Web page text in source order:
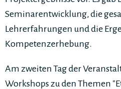
Seminarentwicklung, die
Lehrerfahrungen und die
Kompetenzerhebung.
Am zweiten Tag der
Workshops zu den Themen